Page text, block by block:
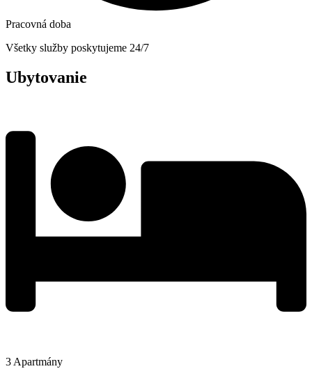
Pracovná doba
Všetky služby poskytujeme 24/7
Ubytovanie
3 Apartmány